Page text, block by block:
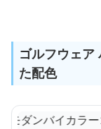
ゴルフウェア
た配色